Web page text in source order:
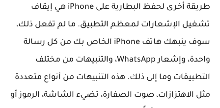
طريقة أخرى لحفظ البطارية على iPhone هي إيقاف
تشغيل الإشعارات لمعظم التطبيق. ما لم تفعل ذلك،
سوف ينبهك هاتف iPhone الخاص بك من كل رسالة
واحدة، وإشعار WhatsApp، والتنبيهات من مختلف
التطبيقات وما إلى ذلك. هذه التنبيهات من أنواع متعددة
مثل الاهتزازات، صوت الصفارة، تضيء الشاشة، الرموز أو